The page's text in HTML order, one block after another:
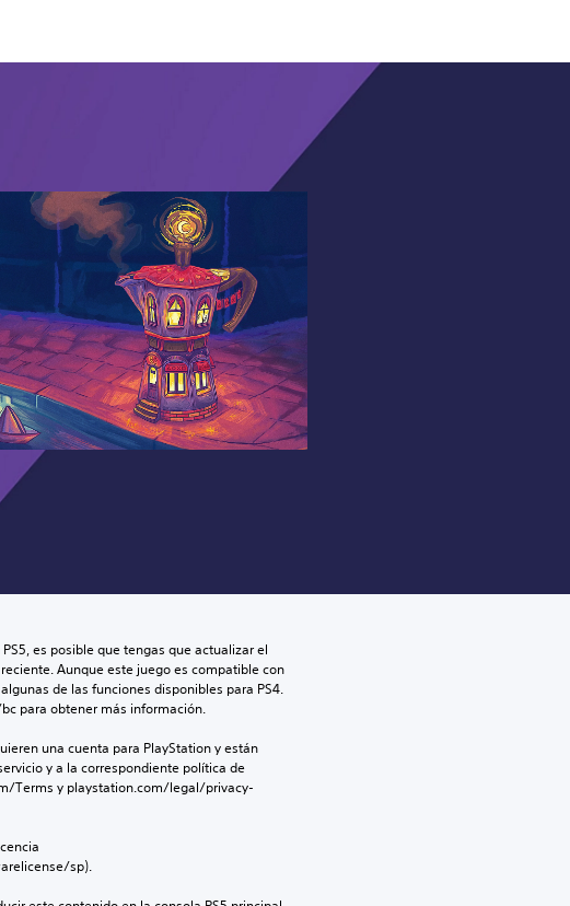
es posible que tengas que actualizar el
Aunque este juego es compatible con
de las funciones disponibles para PS4.
para obtener más información.
una cuenta para PlayStation y están
y a la correspondiente política de
Terms y playstation.com/legal/privacy-
sp).